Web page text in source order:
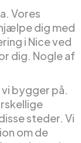
Vores
dig med
i Nice ved
dig. Nogle af
bygger på.
steder. Vi
om de